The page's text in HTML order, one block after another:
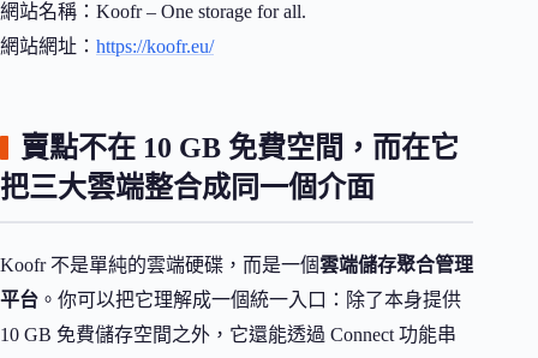
網站名稱：Koofr – One storage for all.
網站網址： https://koofr.eu/
賣點不在 10 GB 免費空間，而在它
把三大雲端整合成同一個介面
Koofr 不是單純的雲端硬碟，而是一個雲端儲存聚合管理
平台 。你可以把它理解成一個統一入口：除了本身提供
10 GB 免費儲存空間之外，它還能透過 Connect 功能串